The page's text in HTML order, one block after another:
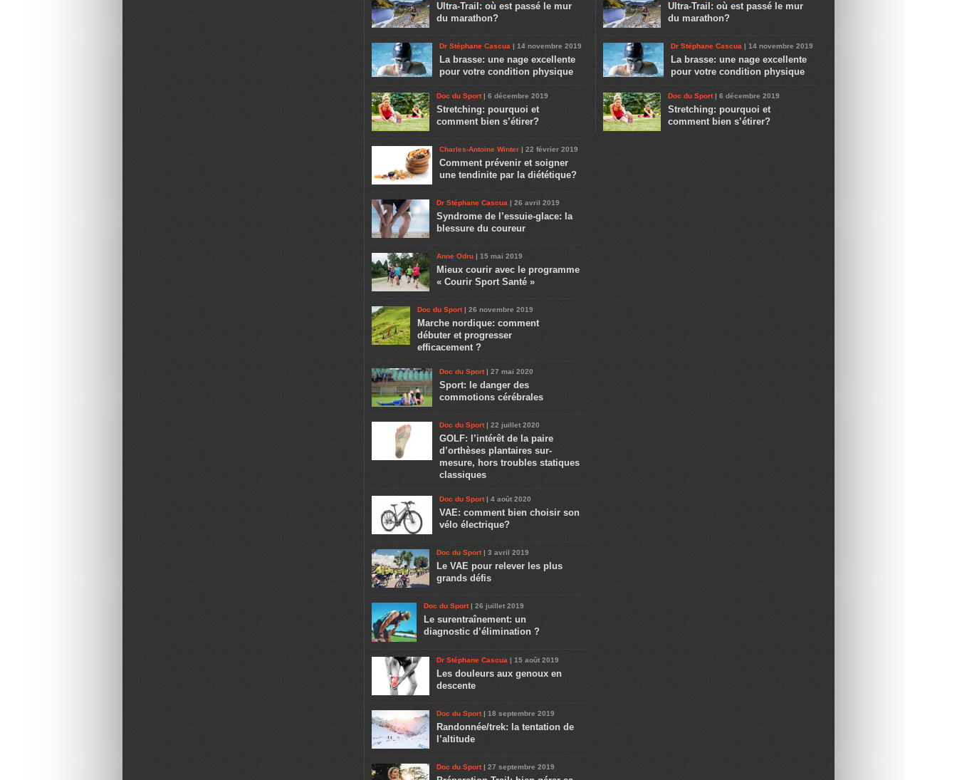
Ultra-Trail: où est passé le mur
du marathon?
Dr Stéphane Cascua | 14 novembre 2019
La brasse: une nage excellente
pour votre condition physique
Doc du Sport| 6 décembre 2019
Stretching: pourquoi et
comment bien s’étirer?
Charles-Antoine Winter | 22 février 2019
Comment prévenir et soigner
une tendinite par la diététique?
Dr Stéphane Cascua | 26 avril 2019
Syndrome de l’essuie-glace: la
blessure du coureur
Anne Odru | 15 mai 2019
Mieux courir avec le programme
« Courir Sport Santé »
Doc du Sport| 26 novembre 2019
Marche nordique: comment
débuter et progresser
efficacement ?
Doc du Sport| 27 mai 2020
Sport: le danger des
commotions cérébrales
Doc du Sport| 22 juillet 2020
GOLF: l’intérêt de la paire
d’orthèses plantaires sur-
mesure, hors troubles statiques
classiques
Doc du Sport| 4 août 2020
VAE: comment bien choisir son
vélo électrique?
Doc du Sport| 3 avril 2019
Le VAE pour relever les plus
grands défis
Doc du Sport| 26 juillet 2019
Le surentraînement: un
diagnostic d’élimination ?
Dr Stéphane Cascua | 15 août 2019
Les douleurs aux genoux en
descente
Doc du Sport| 18 septembre 2019
Randonnée/trek: la tentation de
l’altitude
Doc du Sport| 27 septembre 2019
Ultra-Trail: où est passé le mur
du marathon?
Dr Stéphane Cascua | 14 novembre 2019
La brasse: une nage excellente
pour votre condition physique
Doc du Sport| 6 décembre 2019
Stretching: pourquoi et
comment bien s’étirer?